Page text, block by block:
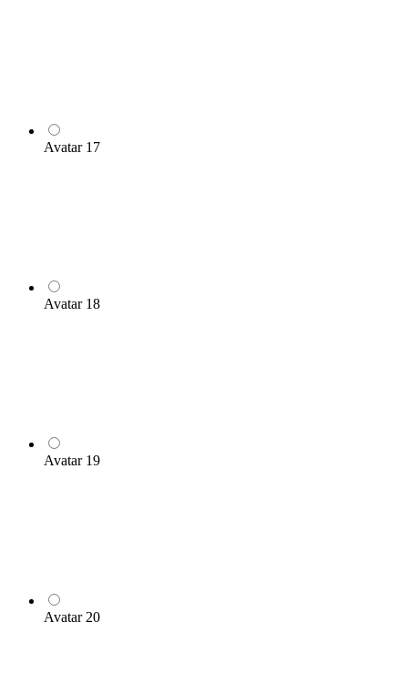
Avatar 17
Avatar 18
Avatar 19
Avatar 20